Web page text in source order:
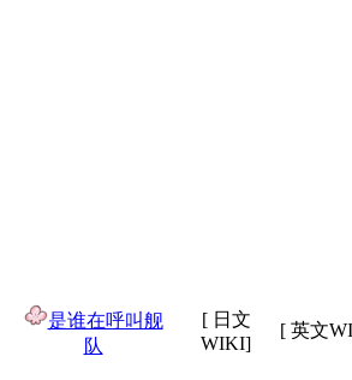
是谁在呼叫舰
队
[ 日文
WIKI]
[ 英文